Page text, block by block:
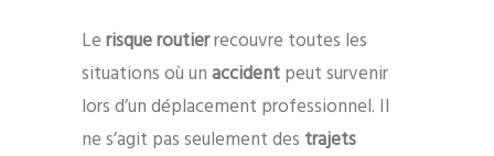
Lerisque routierrecouvre toutes les
situations où unaccidentpeut survenir
lors d’un déplacement professionnel. Il
ne s’agit pas seulement des trajets